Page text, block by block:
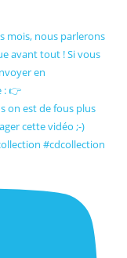
#cdcollection